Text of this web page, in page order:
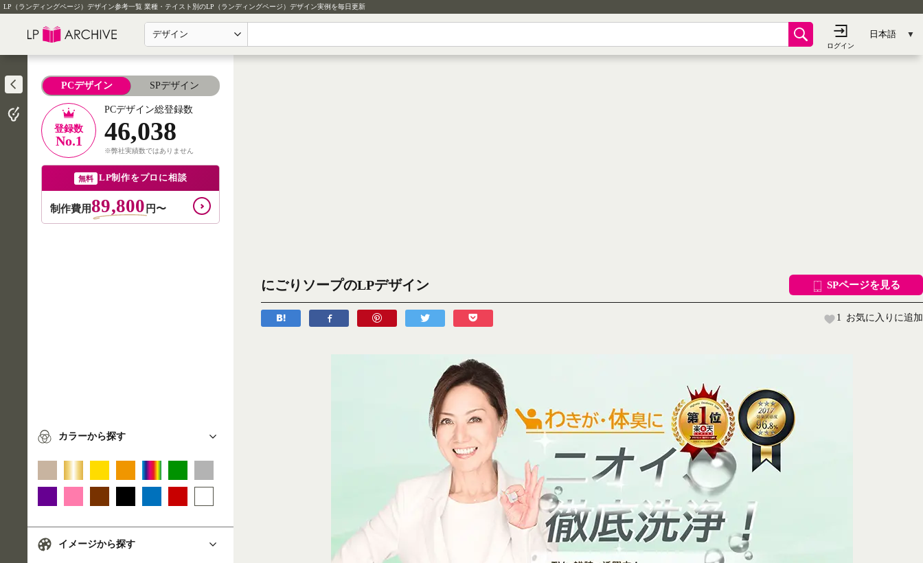
LP（ランディングページ）デザイン参考一覧 業種・テイスト別のLP（ランディングページ）デザイン実例を毎日更新
デザイン
PCデザイン SPデザイン
登録数
No.1
PCデザイン総登録数
46,038
※弊社実績数ではありません
無料 LP制作をプロに相談
制作費用89,800 円〜
カラーから探す
イメージから探す
にごりソープのLPデザイン SPページを見る
1 お気に入りに追加